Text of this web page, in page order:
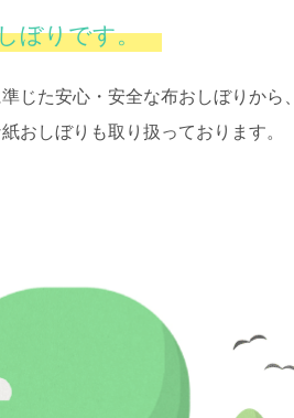
ぼりです。
じた安心・安全な布おしぼりから、
おしぼりも取り扱っております。